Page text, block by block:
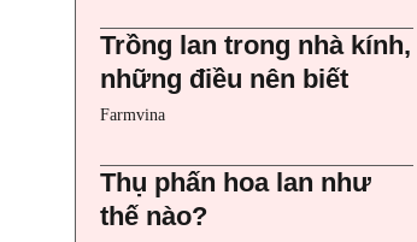
Trồng lan trong nhà kính,
những điều nên biết
Farmvina
Thụ phấn hoa lan như
thế nào?